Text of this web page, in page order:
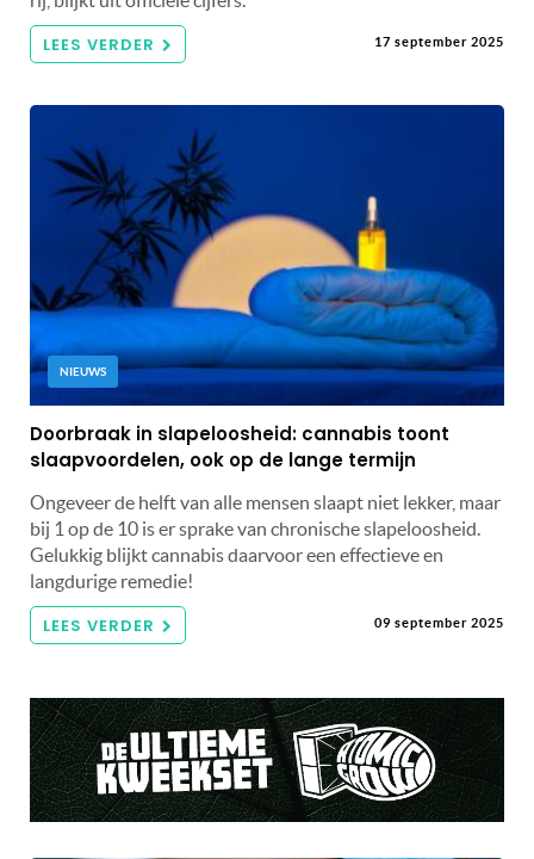
LEES VERDER 17 september 2025
NIEUWS
Doorbraak in slapeloosheid: cannabis toont
slaapvoordelen, ook op de lange termijn
Ongeveer de helft van alle mensen slaapt niet lekker, maar
bij 1 op de 10 is er sprake van chronische slapeloosheid.
Gelukkig blijkt cannabis daarvoor een effectieve en
langdurige remedie!
LEES VERDER 09 september 2025